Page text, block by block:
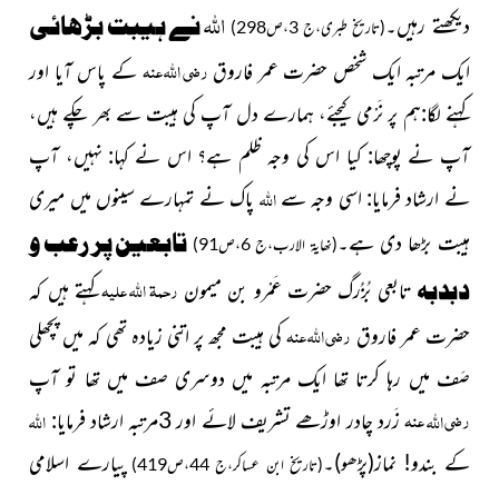
دیکھتے رہیں۔(تاریخ طبری،ج 3،ص298) اللہنے ہیبت بڑھائی
ایک مرتبہ ایک شخص حضرت عمر فاروق رضی اللہ عنہکے پاس آیا اور
کہنے لگا:ہم پر نَرْمی کیجئے، ہمارے دل آپ کی ہیبت سے بھر چکے ہیں،
آپ نے پوچھا: کیا اس کی وجہ ظلم ہے؟ اس نے کہا: نہیں، آپ
نے ارشاد فرمایا: اسی وجہ سےاللہ پاک نے تمہارے سینوں میں میری
ہیبت بڑھا دی ہے۔(نھایۃ الارب،ج 6،ص91)
تابعین پر رعب و
دبدبہ تابعی بُزُرگ حضرت عَمْرو بن میمون رحمۃ اللہ علیہکہتے ہیں کہ
حضرت عمر فاروق رضی اللہ عنہکی ہیبت مجھ پر اتنی زیادہ تھی کہ میں پچھلی
صَف میں رہا کرتا تھا ایک مرتبہ میں دوسری صف میں تھا توآپ
رضیاللہعنہزَرد چادر اوڑھے تشریف لائے اور 3مرتبہ ارشاد فرمایا: اللہ
کے بندو! نماز(پڑھو)۔(تاریخ ابن عساکر،ج 44،ص419) پیارے اسلامی